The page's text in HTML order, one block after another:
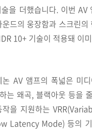
을 더했습니다. 이번
드의 웅장함과 스크린
10+ 기술이 적용돼 이
논 AV 앰프의 폭넓은 미
는 왜곡, 블랙아웃 등을
을 지원하는
Latency Mode) 등의 기